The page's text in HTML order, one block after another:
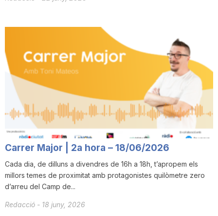
o
n
a
Carrer Major | 2a hora – 18/06/2026
Cada dia, de dilluns a divendres de 16h a 18h, t’apropem els
millors temes de proximitat amb protagonistes quilòmetre zero
d’arreu del Camp de...
Redacció - 18 juny, 2026